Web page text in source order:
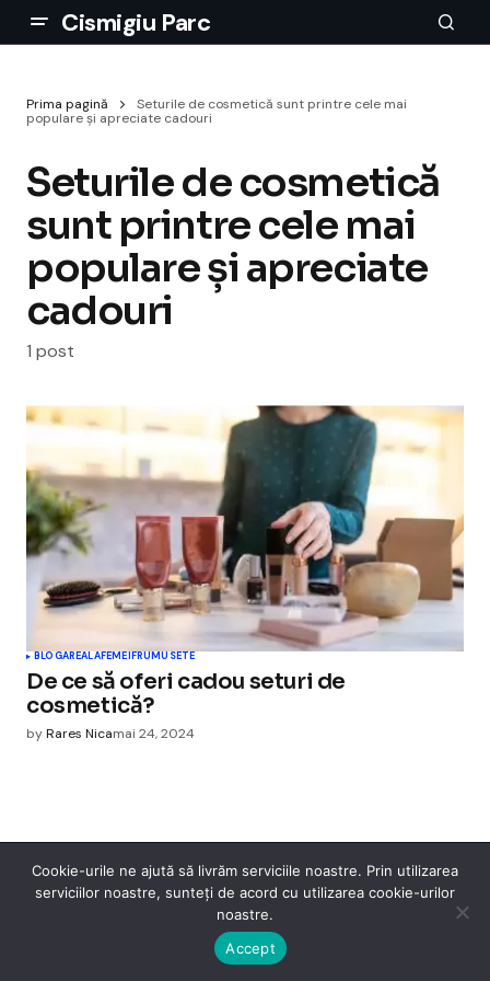
Cismigiu Parc
Prima pagină
Seturile de cosmetică sunt printre cele mai
populare și apreciate cadouri
Seturile de cosmetică
sunt printre cele mai
populare și apreciate
cadouri
1 post
BLOGAREALAFEMEIFRUMUSETE
De ce să oferi cadou seturi de
cosmetică?
byRares Nicamai 24, 2024
Cismigiu Parc
© 2024 CismigiuParc. All Rights Reserved.
ModaSarbatoriTelefoane
Cookie-urile ne ajută să livrăm serviciile noastre. Prin utilizarea
serviciilor noastre, sunteți de acord cu utilizarea cookie-urilor
noastre.
Accept